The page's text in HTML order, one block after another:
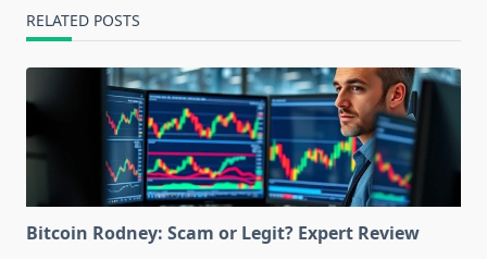
RELATED POSTS
Bitcoin Rodney: Scam or Legit? Expert Review